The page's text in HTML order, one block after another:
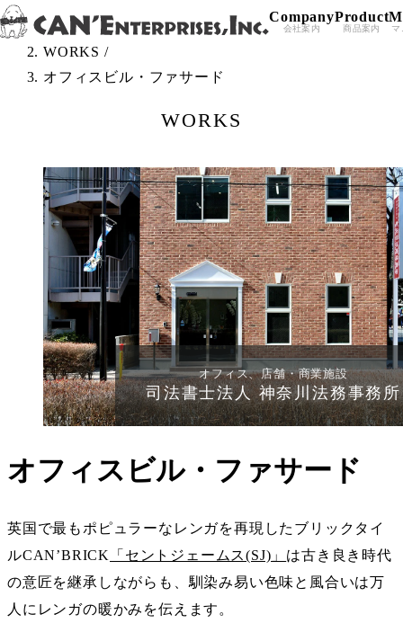
Skip to content
Company
会社案内
Product
商品案内 マ
TOP /
WORKS /
オフィスビル・ファサード
WORKS
オフィス、店舗・商業施設
司法書士法人 神奈川法務事務所
オフィスビル・ファサード
英国で最もポピュラーなレンガを再現したブリックタイ
ルCAN’BRICK
「セントジェームス(SJ)」 は古き良き時代
の意匠を継承しながらも、馴染み易い色味と風合いは万
人にレンガの暖かみを伝えます。